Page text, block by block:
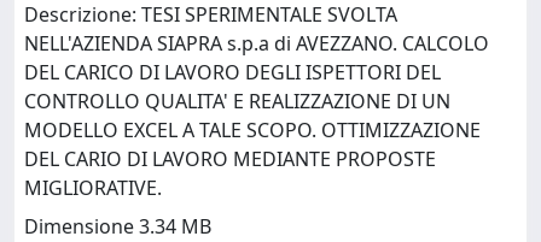
Descrizione: TESI SPERIMENTALE SVOLTA
NELL'AZIENDA SIAPRA s.p.a di AVEZZANO. CALCOLO
DEL CARICO DI LAVORO DEGLI ISPETTORI DEL
CONTROLLO QUALITA' E REALIZZAZIONE DI UN
MODELLO EXCEL A TALE SCOPO. OTTIMIZZAZIONE
DEL CARIO DI LAVORO MEDIANTE PROPOSTE
MIGLIORATIVE.
Dimensione 3.34 MB